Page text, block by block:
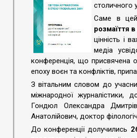
столичного
Саме в цей
розмаїття в
цінність і
медіа
конференція, що присвячена
епоху воєн та конфліктів,
З вітальним словом до
міжнародної журналістики,
Гондюл Олександра
Анатолійович, доктор
До конференції долучились